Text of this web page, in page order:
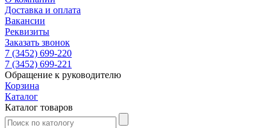
Доставка и оплата
Вакансии
Реквизиты
Заказать звонок
7 (3452) 699-220
7 (3452) 699-221
Обращение к руководителю
Корзина
Каталог
Каталог товаров